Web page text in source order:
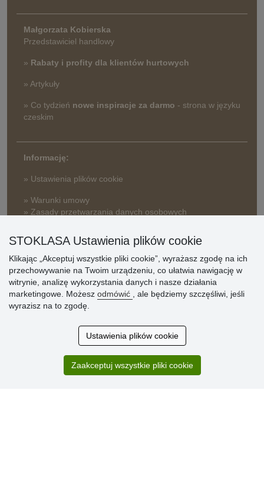
Małgorzata Kobierska
Przedstawiciel handlowy
» Rabaty i profity dla klientów hurtowych
» Artykuły
» Co tydzień nowe inspiracje za darmo - strona w języku
czeskim
Informację:
» Ustawienia plików cookie
» Warunki umowy
» Zasady przetwarzania danych osobowych
» Reklamacje
» Dlaczego należy się zarejestrować?
» Najczęściej zadawane pytania
Zakup przebiegł sprawnie. Jestem
zadowolona. Polecam.
STOKLASA Ustawienia plików cookie
Klikając „Akceptuj wszystkie pliki cookie”, wyrażasz zgodę na ich
przechowywanie na Twoim urządzeniu, co ułatwia nawigację w
witrynie, analizę wykorzystania danych i nasze działania
marketingowe. Możesz odmówić
, ale będziemy szczęśliwi, jeśli
wyrazisz na to zgodę.
Ustawienia plików cookie
Zaakceptuj wszystkie pliki cookie